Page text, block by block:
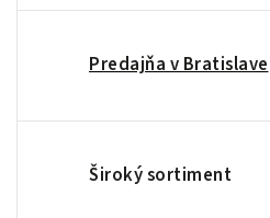
Predajňa v Bratislave
Široký sortiment